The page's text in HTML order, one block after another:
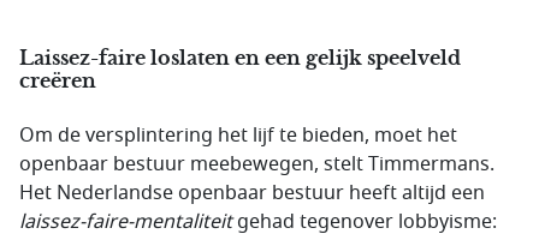
Laissez-faire loslaten en een gelijk speelveld
creëren
Om de versplintering het lijf te bieden, moet het
openbaar bestuur meebewegen, stelt Timmermans.
Het Nederlandse openbaar bestuur heeft altijd een
laissez-faire-mentaliteitgehad tegenover lobbyisme: